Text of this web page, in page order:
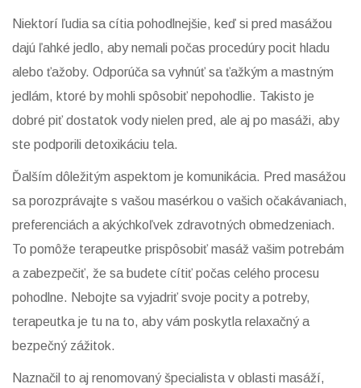
Niektorí ľudia sa cítia pohodlnejšie, keď si pred masážou
dajú ľahké jedlo, aby nemali počas procedúry pocit hladu
alebo ťažoby. Odporúča sa vyhnúť sa ťažkým a mastným
jedlám, ktoré by mohli spôsobiť nepohodlie. Takisto je
dobré piť dostatok vody nielen pred, ale aj po masáži, aby
ste podporili detoxikáciu tela.
Ďalším dôležitým aspektom je komunikácia. Pred masážou
sa porozprávajte s vašou masérkou o vašich očakávaniach,
preferenciách a akýchkoľvek zdravotných obmedzeniach.
To pomôže terapeutke prispôsobiť masáž vašim potrebám
a zabezpečiť, že sa budete cítiť počas celého procesu
pohodlne. Nebojte sa vyjadriť svoje pocity a potreby,
terapeutka je tu na to, aby vám poskytla relaxačný a
bezpečný zážitok.
Naznačil to aj renomovaný špecialista v oblasti masáží,